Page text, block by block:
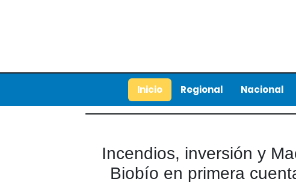
Inicio Regional Nacional
Incendios, inversión y
Biobío en primera